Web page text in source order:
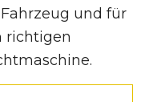
und für
richtigen